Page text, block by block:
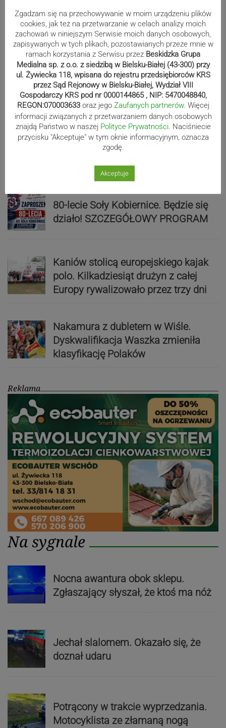
Sport
Mistrzowie świata z MCK Żywiec!
ZDJĘCIA
Bracia Szejowie ruszają po kolejne
punkty. Liderzy mistrzostw
80-lecie Soły Kobiernice. Będzie się
działo! SZCZEGÓŁOWY PROGRAM
Kaniów stolicą europejskiego kajak
polo. Kilkadziesiąt drużyn z całej
Europy rywalizowało przez trzy dni
Nakamura z dubletem w Wiśle.
Dyskwalifikacja Waszka zmieniła
klasyfikację Polaków
Reklama
Na sygnale
Nocna awantura obok sklepu.
Zgłaszający słyszał, że ktoś ma nóż
Jechał slalomem. Okazało się, że
doznał udaru
Potrącony w trakcie wyprzedzania.
Motocyklista ze złamaną nogą
Zgadzam się na przechowywanie w moim urządzeniu plików
cookies, jak też na przetwarzanie w celach analizy moich
zachowań w niniejszym Serwisie moich danych osobowych,
zapisywanych w tych plikach, pozostawianych przeze mnie w
ramach korzystania z Serwisu przez Beskidzka Grupa
Medialna sp. z o.o. z siedzibą w Bielsku-Białej (43-300) przy
ul. Żywiecka 118, wpisana do rejestru przedsiębiorców KRS
przez Sąd Rejonowy w Bielsku-Białej, Wydział VIII
Gospodarczy KRS pod nr 0000144865 , NIP: 5470048840,
REGON:070003633 oraz jego Zaufanych partnerów. Więcej
informacji związanych z przetwarzaniem danych osobowych
znajdą Państwo w naszej Polityce Prywatności. Naciśniecie
przycisku "Akceptuje" w tym oknie informacyjnym, oznacza
zgodę.
Akceptuje